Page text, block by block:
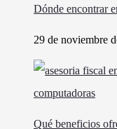
Dónde encontrar
29 de noviembre
Qué beneficios